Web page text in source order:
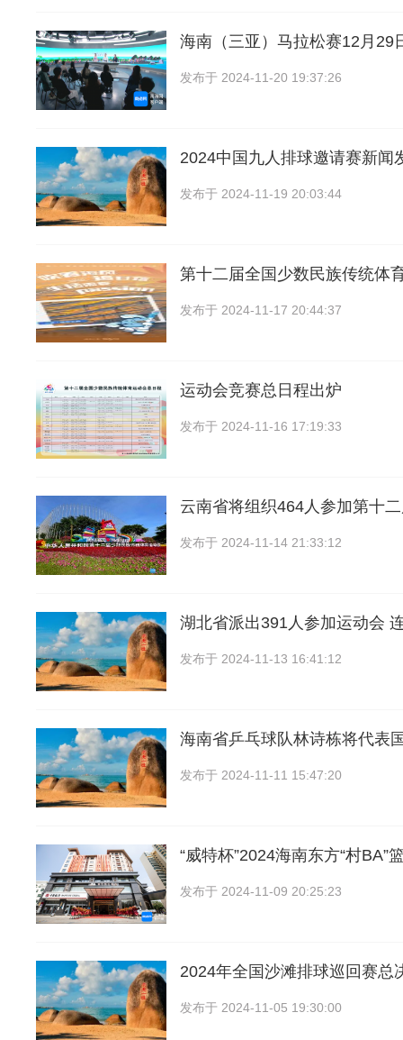
海南（三亚）马拉松赛12月29
发布于 2024-11-20 19:37:26
2024中国九人排球邀请赛新闻
发布于 2024-11-19 20:03:44
第十二届全国少数民族传统体
发布于 2024-11-17 20:44:37
运动会竞赛总日程出炉
发布于 2024-11-16 17:19:33
云南省将组织464人参加第十
发布于 2024-11-14 21:33:12
湖北省派出391人参加运动会
发布于 2024-11-13 16:41:12
海南省乒乓球队林诗栋将代表
发布于 2024-11-11 15:47:20
“威特杯”2024海南东方“村BA”
发布于 2024-11-09 20:25:23
2024年全国沙滩排球巡回赛总
发布于 2024-11-05 19:30:00